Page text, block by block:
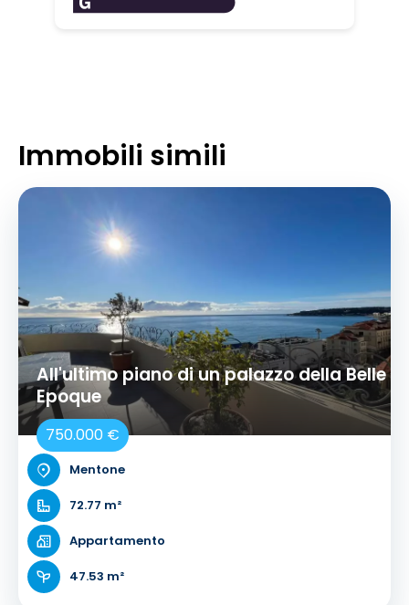
Immobili simili
All'ultimo piano di un palazzo della Belle
Epoque
750.000 €
Mentone
72.77 m²
Appartamento
47.53 m²